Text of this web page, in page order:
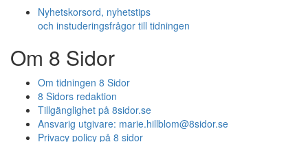
Nyhetskorsord, nyhetstips
och instuderingsfrågor till tidningen
Om 8 Sidor
Om tidningen 8 Sidor
8 Sidors redaktion
Tillgänglighet på 8sidor.se
Ansvarig utgivare: marie.hillblom@8sidor.se
Privacy policy på 8 sidor